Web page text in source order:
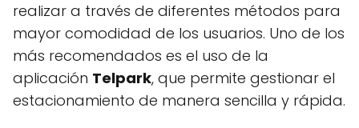
realizar a través de diferentes métodos para
mayor comodidad de los usuarios. Uno de los
más recomendados es el uso de la
aplicación Telpark, que permite gestionar el
estacionamiento de manera sencilla y rápida.